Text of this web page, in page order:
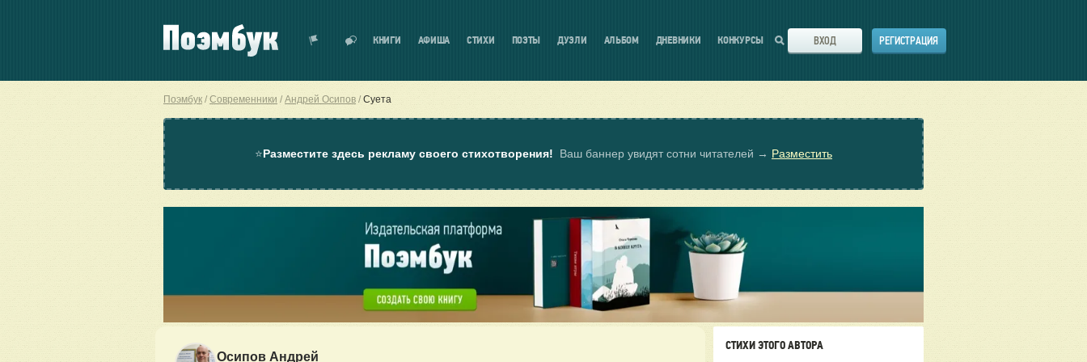
КНИГИ АФИША СТИХИ ПОЭТЫ ДУЭЛИ АЛЬБОМ ДНЕВНИКИ КОНКУРСЫ ВХОД РЕГИСТРАЦИЯ
Поэмбук Современники Андрей Осипов Суета
⭐Разместите здесь рекламу своего стихотворения! Ваш баннер увидят сотни читателей → Разместить
Осипов Андрей
СТИХИ ЭТОГО АВТОРА